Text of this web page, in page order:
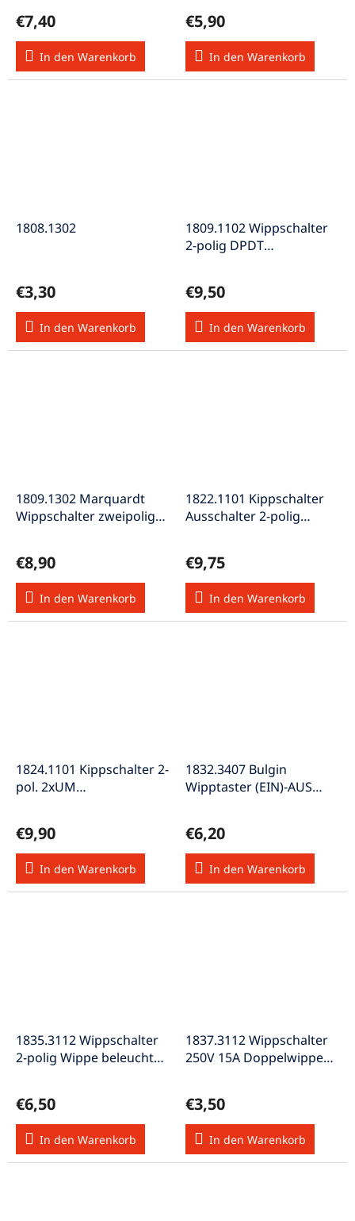
€7,40
In den Warenkorb
€5,90
In den Warenkorb
1808.1302
€3,30
In den Warenkorb
1809.1102 Wippschalter
2-polig DPDT
€9,50
In den Warenkorb
1809.1302 Marquardt
Wippschalter zweipolig
€8,90
In den Warenkorb
1822.1101 Kippschalter
Ausschalter 2-polig
€9,75
In den Warenkorb
1824.1101 Kippschalter 2-
pol. 2xUM
€9,90
In den Warenkorb
1832.3407 Bulgin
Wipptaster (EIN)-AUS
€6,20
In den Warenkorb
1835.3112 Wippschalter
2-polig Wippe beleuchtet
€6,50
In den Warenkorb
1837.3112 Wippschalter
250V 15A Doppelwippe
€3,50
In den Warenkorb